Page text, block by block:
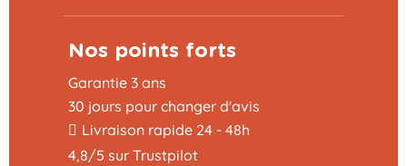
Nos points forts
Garantie 3 ans
30 jours pour changer d'avis
Livraison rapide 24 - 48h
4,8/5 sur Trustpilot